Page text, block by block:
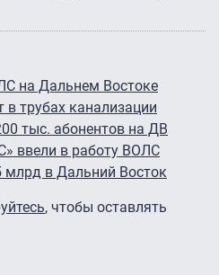
на Дальнем Востоке
трубах канализации
тыс. абонентов на ДВ
ввели в работу ВОЛС
млрд в Дальний Восток
, чтобы оставлять